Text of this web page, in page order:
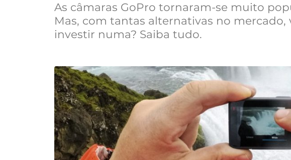
As câmaras GoPro tornaram-se muito
Mas, com tantas alternativas no mercado,
investir numa? Saiba tudo.